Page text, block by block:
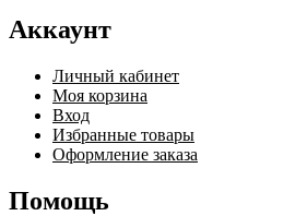
Аккаунт
Личный кабинет
Моя корзина
Вход
Избранные товары
Оформление заказа
Помощь